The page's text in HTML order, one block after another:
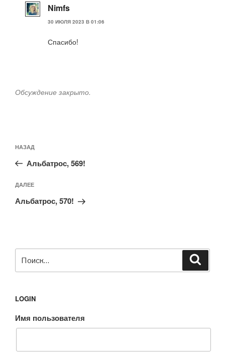
Nimfs
30 ИЮЛЯ 2023 В 01:06
Спасибо!
Обсуждение закрыто.
по
записям
Предыдущая
запись:
НАЗАД
Альбатрос, 569!
Следующая
запись
ДАЛЕЕ
Альбатрос, 570!
LOGIN
Имя пользователя